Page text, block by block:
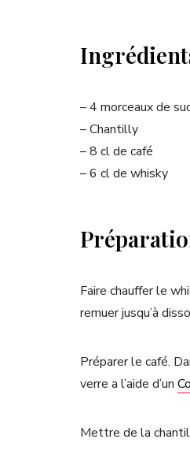
– 4 morceaux de
– Chantilly
– 8 cl de café
– 6 cl de whisky
Faire chauffer le
remuer jusqu’à
Préparer le café.
verre a l’aide d’un
Mettre de la